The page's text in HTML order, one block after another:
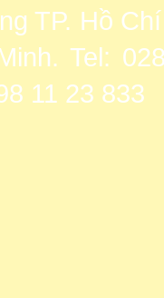
TP. Hồ
Tel:
11 23 833